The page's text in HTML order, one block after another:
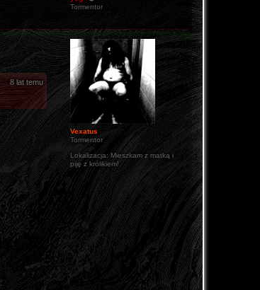
Tormentor
Vexatus
Tormentor
Lokalizacja: Mieszkam z matką i
piję z królikiem!
8 lat temu